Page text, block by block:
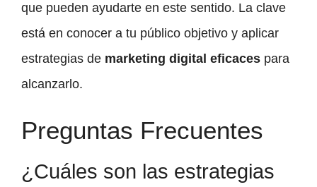
que pueden ayudarte en este sentido. La clave
está en conocer a tu público objetivo y aplicar
estrategias de marketing digital eficaces para
alcanzarlo.
Preguntas Frecuentes
¿Cuáles son las estrategias